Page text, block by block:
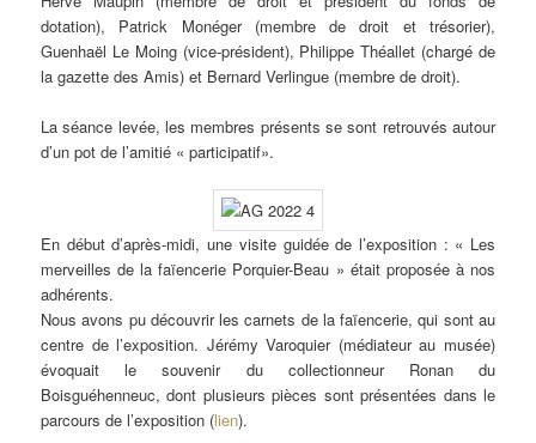
dotation), Patrick Monéger (membre de droit et trésorier),
Guenhaël Le Moing (vice-président), Philippe Théallet (chargé de
la gazette des Amis) et Bernard Verlingue (membre de droit).
La séance levée, les membres présents se sont retrouvés autour
d’un pot de l’amitié « participatif».
En début d’après-midi, une visite guidée de l’exposition : « Les
merveilles de la faïencerie Porquier-Beau » était proposée à nos
adhérents.
Nous avons pu découvrir les carnets de la faïencerie, qui sont au
centre de l’exposition. Jérémy Varoquier (médiateur au musée)
évoquait le souvenir du collectionneur Ronan du
Boisguéhenneuc, dont plusieurs pièces sont présentées dans le
parcours de l’exposition (lien).